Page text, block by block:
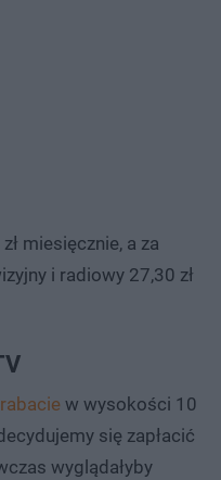
miesięcznie, a za
i radiowy 27,30 zł
rabacie w wysokości 10
się zapłacić
wyglądałyby